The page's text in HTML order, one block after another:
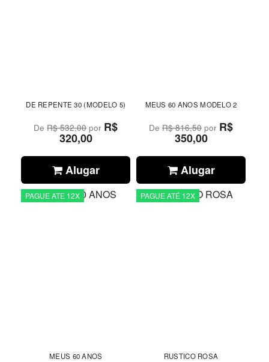
DE REPENTE 30 (MODELO 5)
DeR$ 532,00por R$
320,00
Alugar
MEUS 60 ANOS MODELO 2
DeR$ 816,50 por R$
350,00
Alugar
PAGUE ATE 12X
MEUS 60 ANOS
PAGUE ATÉ 12X
RUSTICO ROSA